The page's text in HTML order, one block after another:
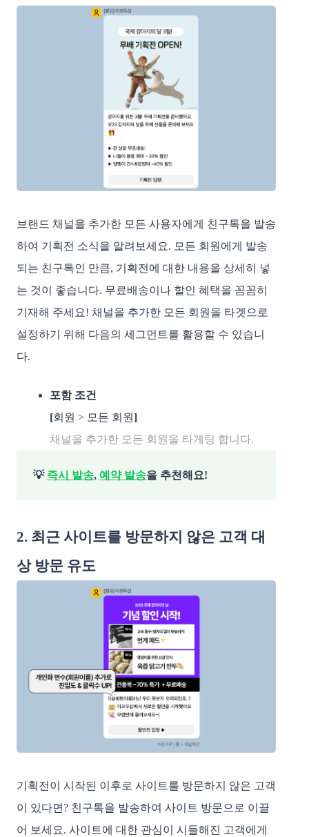
브랜드 채널을 추가한 모든 사용자에게 친구톡을 발송
하여 기획전 소식을 알려보세요. 모든 회원에게 발송
되는 친구톡인 만큼, 기획전에 대한 내용을 상세히 넣
는 것이 좋습니다. 무료배송이나 할인 혜택을 꼼꼼히
기재해 주세요! 채널을 추가한 모든 회원을 타겟으로
설정하기 위해 다음의 세그먼트를 활용할 수 있습니
다.
포함 조건
[회원 > 모든 회원]
채널을 추가한 모든 회원을 타게팅 합니다.
💡 즉시 발송, 예약 발송을 추천해요!
2. 최근 사이트를 방문하지 않은 고객 대
상 방문 유도
기획전이 시작된 이후로 사이트를 방문하지 않은 고객
이 있다면? 친구톡을 발송하여 사이트 방문으로 이끌
어 보세요. 사이트에 대한 관심이 시들해진 고객에게